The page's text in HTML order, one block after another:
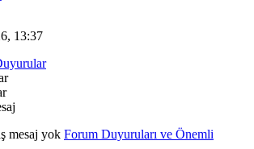
13:37
Forum Duyuruları ve Önemli